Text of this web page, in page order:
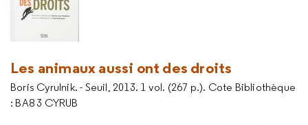
Les animaux aussi ont des droits
Boris Cyrulnik. - Seuil, 2013. 1 vol. (267 p.). Cote Bibliothèque
: BA8 3 CYRUB